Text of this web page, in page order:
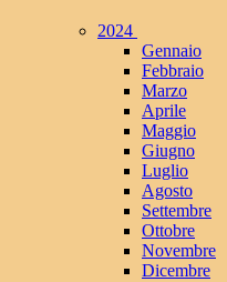
2024
Gennaio
Febbraio
Marzo
Aprile
Maggio
Giugno
Luglio
Agosto
Settembre
Ottobre
Novembre
Dicembre